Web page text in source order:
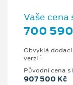
Vaše cena
700
Obvyklá
verzi.1
Původní cena s
907 500 Kč